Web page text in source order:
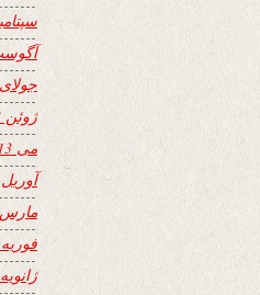
سپتامبر
آگوست
جولای 2013
ژوئن 2013
می 2013
آوریل 2013
مارس 2013
فوریه 2013
ژانویه 2013